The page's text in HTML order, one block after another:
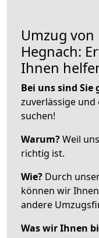
Umzug
Hegnach:
Ihnen
Bei uns sind
zuverlässige
suchen!
Warum?Weil
richtig ist.
Wie? Durch
können wir
andere
Was wir Ihnen